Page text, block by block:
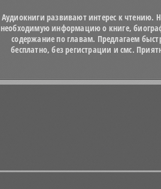
Аудиокниги развивают интерес к чтению.
необходимую информацию о книге,
содержание по главам. Предлагаем
бесплатно, без регистрации и смс.